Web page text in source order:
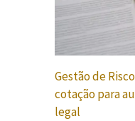
Gestão de
cotação para
legal